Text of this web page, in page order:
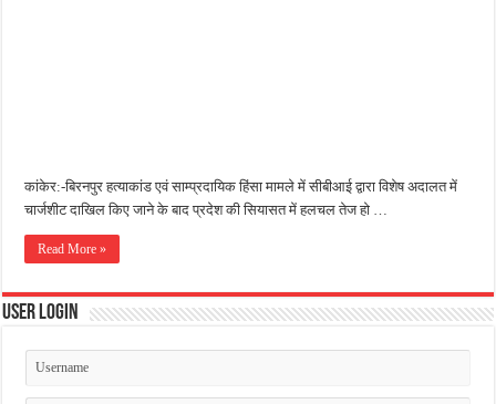
कांकेर:-बिरनपुर हत्याकांड एवं साम्प्रदायिक हिंसा मामले में सीबीआई द्वारा विशेष अदालत में
चार्जशीट दाखिल किए जाने के बाद प्रदेश की सियासत में हलचल तेज हो …
Read More »
User Login